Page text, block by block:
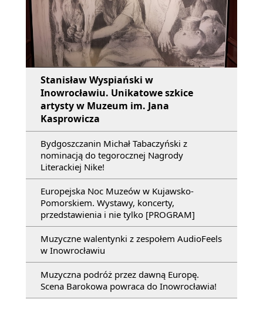
Stanisław Wyspiański w
Inowrocławiu. Unikatowe szkice
artysty w Muzeum im. Jana
Kasprowicza
Bydgoszczanin Michał Tabaczyński z
nominacją do tegorocznej Nagrody
Literackiej Nike!
Europejska Noc Muzeów w Kujawsko-
Pomorskiem. Wystawy, koncerty,
przedstawienia i nie tylko [PROGRAM]
Muzyczne walentynki z zespołem AudioFeels
w Inowrocławiu
Muzyczna podróż przez dawną Europę.
Scena Barokowa powraca do Inowrocławia!